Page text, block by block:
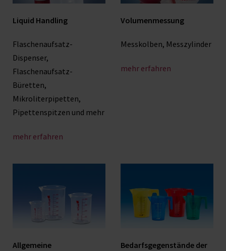
Liquid Handling
Flaschenaufsatz-
Dispenser,
Flaschenaufsatz-
Büretten,
Mikroliterpipetten,
Pipettenspitzen und mehr
mehr erfahren
Volumenmessung
Messkolben, Messzylinder
mehr erfahren
Allgemeine
Bedarfsgegenstände der